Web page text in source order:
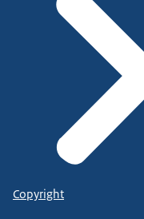
Copyright